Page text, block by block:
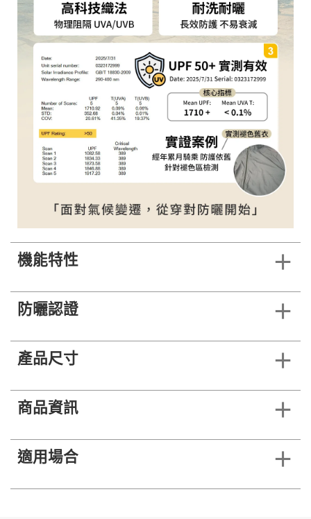
機能特性
防曬認證
產品尺寸
商品資訊
適用場合